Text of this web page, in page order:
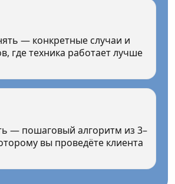
— конкретные случаи и
где техника работает лучше
— пошаговый алгоритм из 3–
вы проведёте клиента